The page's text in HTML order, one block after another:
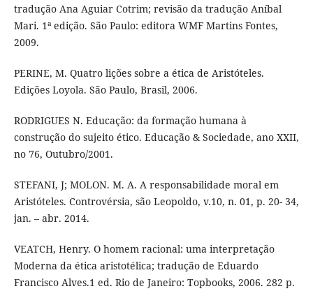
tradução Ana Aguiar Cotrim; revisão da tradução Aníbal
Mari. 1ª edição. São Paulo: editora WMF Martins Fontes,
2009.
PERINE, M. Quatro lições sobre a ética de Aristóteles.
Edições Loyola. São Paulo, Brasil, 2006.
RODRIGUES N. Educação: da formação humana à
construção do sujeito ético. Educação & Sociedade, ano XXII,
no 76, Outubro/2001.
STEFANI, J; MOLON. M. A. A responsabilidade moral em
Aristóteles. Controvérsia, são Leopoldo, v.10, n. 01, p. 20- 34,
jan. – abr. 2014.
VEATCH, Henry. O homem racional: uma interpretação
Moderna da ética aristotélica; tradução de Eduardo
Francisco Alves.1 ed. Rio de Janeiro: Topbooks, 2006. 282 p.